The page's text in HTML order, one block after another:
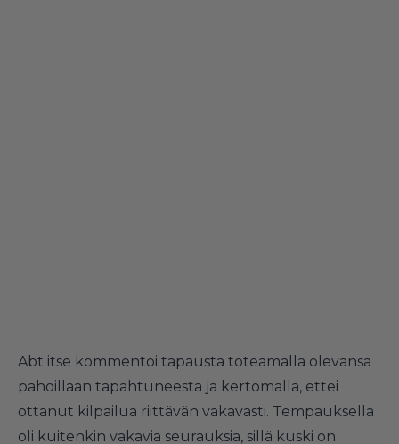
Abt itse kommentoi tapausta toteamalla olevansa
pahoillaan tapahtuneesta ja kertomalla, ettei
ottanut kilpailua riittävän vakavasti. Tempauksella
oli kuitenkin vakavia seurauksia, sillä kuski on